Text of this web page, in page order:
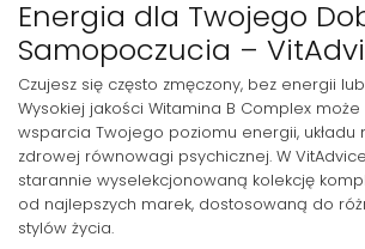
Energia dla Twojego
Samopoczucia –
Czujesz się często zmęczony, bez energii
Wysokiej jakości Witamina B Complex
wsparcia Twojego poziomu energii, układu
zdrowej równowagi psychicznej. W
starannie wyselekcjonowaną kolekcję
od najlepszych marek, dostosowaną do
stylów życia.